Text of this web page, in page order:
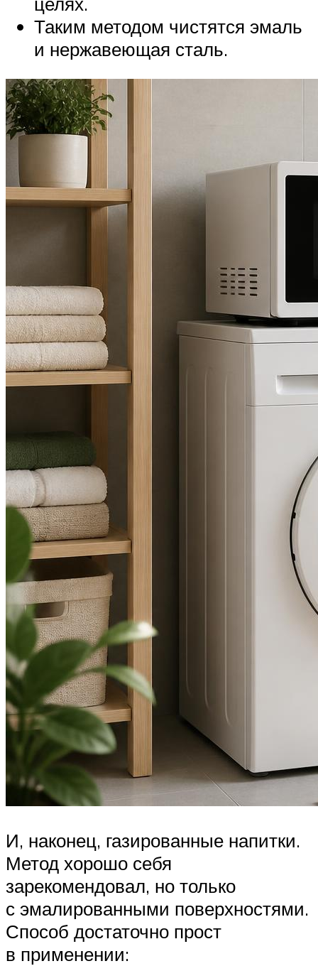
Таким методом чистятся эмаль
и нержавеющая сталь.
И, наконец, газированные напитки.
Метод хорошо себя
зарекомендовал, но только
с эмалированными поверхностями.
Способ достаточно прост
в применении: